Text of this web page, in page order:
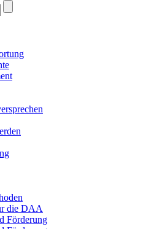
die DAA
Förderung